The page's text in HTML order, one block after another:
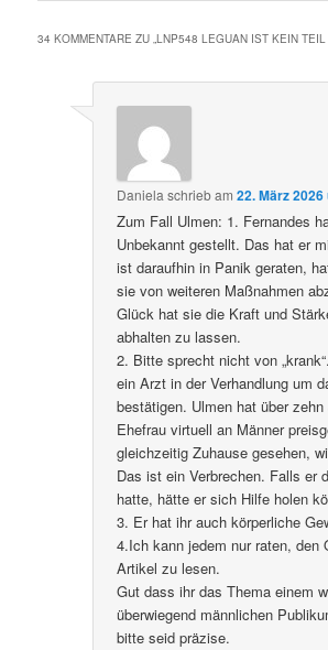
34 KOMMENTARE ZU „LNP548 LEGUAN IST KEIN
Daniela schriebam22. März
Zum Fall Ulmen: 1. Fernandes
Unbekannt gestellt. Das hat er
ist daraufhin in Panik geraten,
sie von weiteren Maßnahmen
Glück hat sie die Kraft und
abhalten zu lassen.
2. Bitte sprecht nicht von
ein Arzt in der Verhandlung um
bestätigen. Ulmen hat über
Ehefrau virtuell an Männer
gleichzeitig Zuhause gesehen,
Das ist ein Verbrechen. Falls er
hatte, hätte er sich Hilfe holen
3. Er hat ihr auch körperliche
4.Ich kann jedem nur raten, den
Artikel zu lesen.
Gut dass ihr das Thema einem
überwiegend männlichen
bitte seid präzise.